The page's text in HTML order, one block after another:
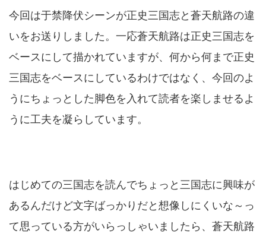
今回は于禁降伏シーンが正史三国志と蒼天航路の違
いをお送りしました。一応蒼天航路は正史三国志を
ベースにして描かれていますが、何から何まで正史
三国志をベースにしているわけではなく、今回のよ
うにちょっとした脚色を入れて読者を楽しませるよ
うに工夫を凝らしています。
はじめての三国志を読んでちょっと三国志に興味が
あるんだけど文字ばっかりだと想像しにくいな～っ
て思っている方がいらっしゃいましたら、蒼天航路